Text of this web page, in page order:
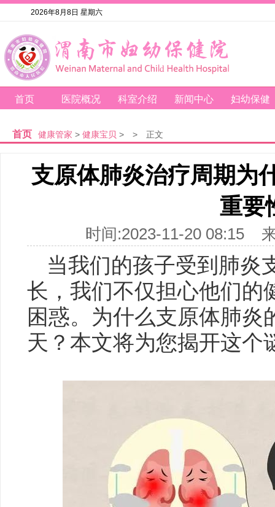
2026年8月8日 星期六
首页 医院概况 科室介绍 新闻中心 妇幼保健
首页 健康管家 > 健康宝贝 > > 正文
支原体肺炎治疗周期为
重要
时间:2023-11-20 08:15
当我们的孩子受到肺炎
长，我们不仅担心他们的
困惑。为什么支原体肺炎
天？本文将为您揭开这个